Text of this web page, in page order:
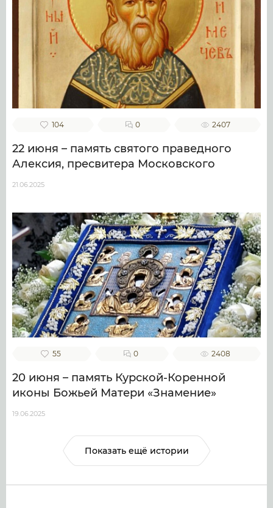
104 0 2407
22 июня – память святого праведного
Алексия, пресвитера Московского
21.06.2025
55 0 2408
20 июня – память Курской-Коренной
иконы Божьей Матери «Знамение»
19.06.2025
Показать ещё истории